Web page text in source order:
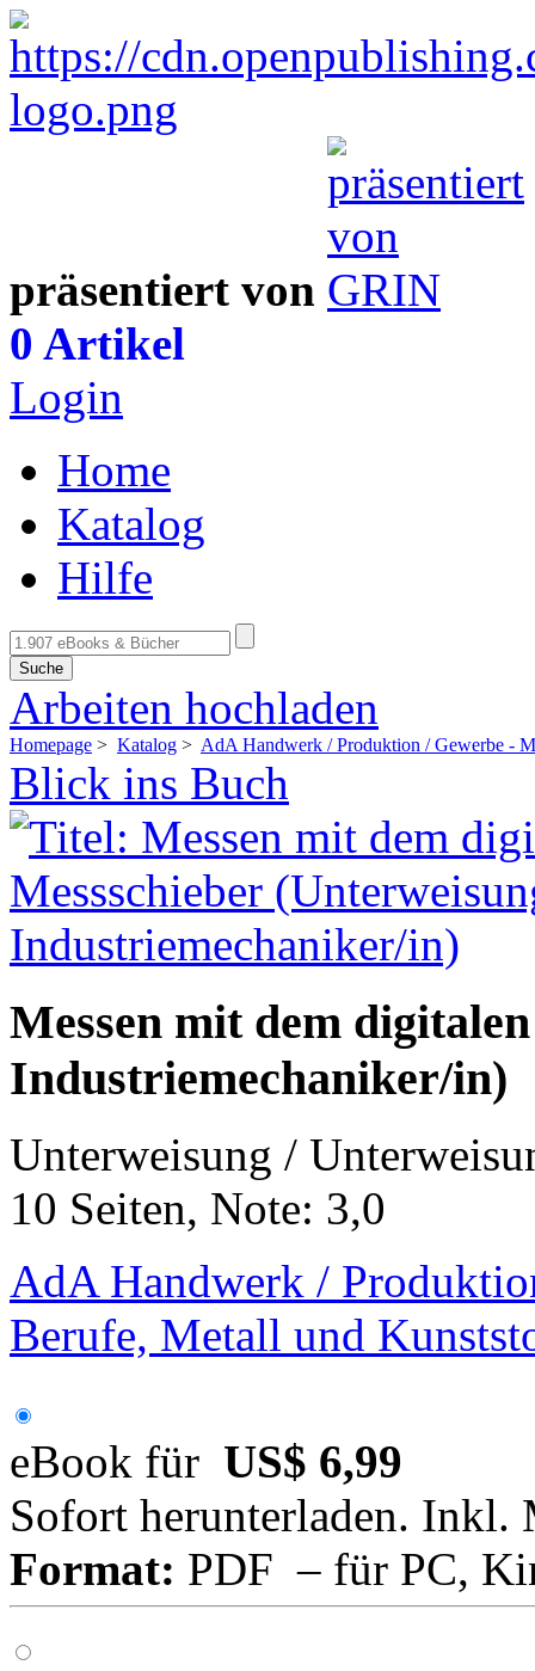
präsentiert von
0 Artikel
Login
Home
Katalog
Hilfe
Suche
Arbeiten hochladen
Homepage > Katalog > AdA Handwerk / Produktion / Gewerbe -
Blick ins Buch
Messen mit dem
Industriemechaniker/in)
Unterweisung /
10 Seiten, Note: 3,0
AdA Handwerk /
Berufe, Metall und
eBook für US$ 6,99
Sofort herunterladen. Inkl.
Format: PDF – für PC,